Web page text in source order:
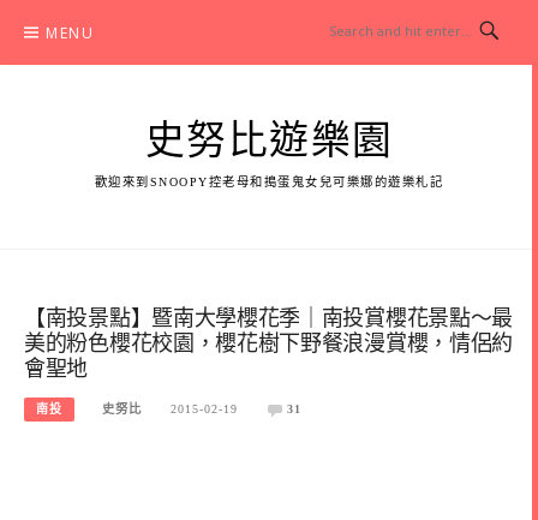
content
MENU
史努比遊樂園
歡迎來到SNOOPY控老母和搗蛋鬼女兒可樂娜的遊樂札記
【南投景點】暨南大學櫻花季｜南投賞櫻花景點～最
美的粉色櫻花校園，櫻花樹下野餐浪漫賞櫻，情侶約
會聖地
南投 史努比 2015-02-19 31